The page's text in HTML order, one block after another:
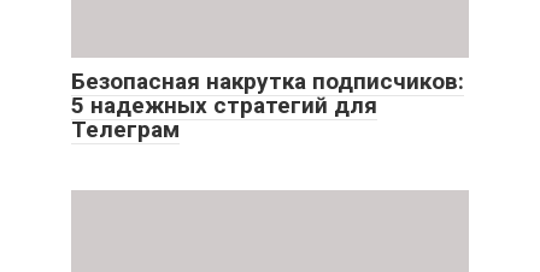
Безопасная накрутка подписчиков:
5 надежных стратегий для
Телеграм